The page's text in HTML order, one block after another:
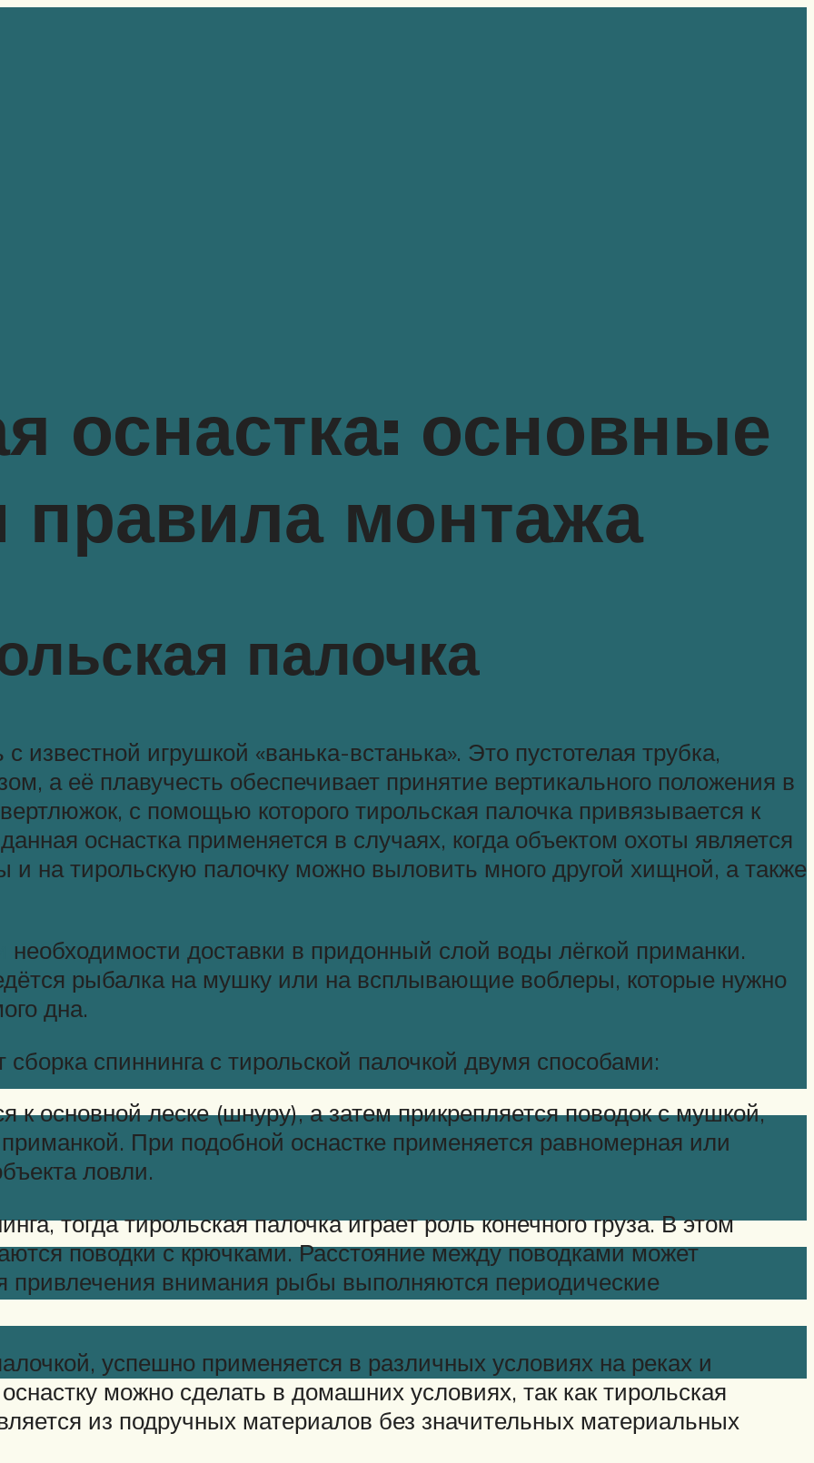
оснастка: основные
монтажа
палочка
известной игрушкой «ванька-встанька». Это пустотелая трубка,
а её плавучесть обеспечивает принятие вертикального положения в
с помощью которого тирольская палочка привязывается к
оснастка применяется в случаях, когда объектом охоты является
и на тирольскую палочку можно выловить много другой хищной, а также
необходимости доставки в придонный слой воды лёгкой приманки.
рыбалка на мушку или на всплывающие воблеры, которые нужно
дна.
спиннинга с тирольской палочкой двумя способами:
к основной леске (шнуру), а затем прикрепляется поводок с мушкой,
При подобной оснастке применяется равномерная или
ловли.
тогда тирольская палочка играет роль конечного груза. В этом
поводки с крючками. Расстояние между поводками может
привлечения внимания рыбы выполняются периодические
успешно применяется в различных условиях на реках и
можно сделать в домашних условиях, так как тирольская
из подручных материалов без значительных материальных